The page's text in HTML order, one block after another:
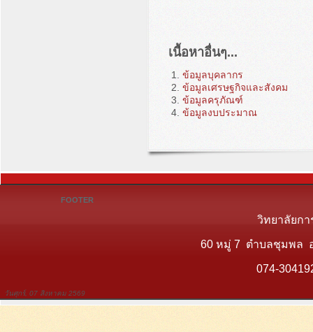
เนื้อหาอื่นๆ...
ข้อมูลบุคลากร
ข้อมูลเศรษฐกิจและสังคม
ข้อมูลครุภัณฑ์
ข้อมูลงบประมาณ
FOOTER
วิทยาลัยกา
60 หมู่ 7 ตำบลชุมพล อ
074-
วันศุกร์, 07 สิงหาคม 2569